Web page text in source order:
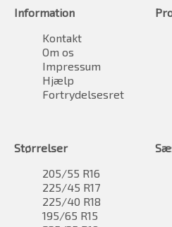
Information
Kontakt
Om os
Impressum
Hjælp
Fortrydelsesret
Størrelser
205/55 R16
225/45 R17
225/40 R18
195/65 R15